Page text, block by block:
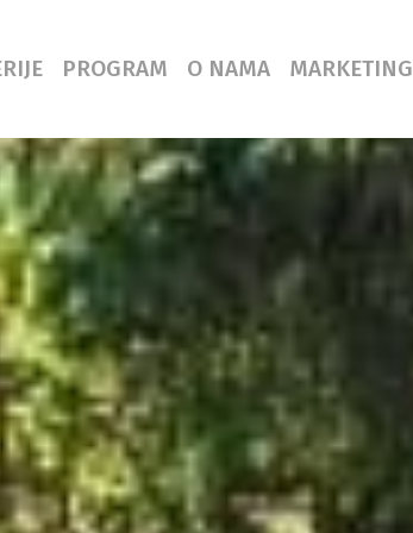
PROGRAM O NAMA MARKETING